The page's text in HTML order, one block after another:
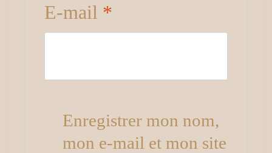
E-mail *
Enregistrer mon nom,
mon e-mail et mon site